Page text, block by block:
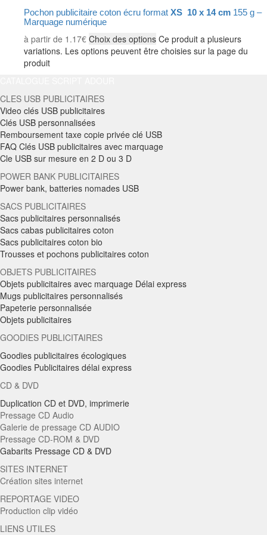
Pochon publicitaire coton écru format XS 10 x 14 cm 155 g –
Marquage numérique
à partir de 1.17€ Choix des options Ce produit a plusieurs
variations. Les options peuvent être choisies sur la page du
produit
CLES USB PUBLICITAIRES
Video clés USB publicitaires
Clés USB personnalisées
Remboursement taxe copie privée clé USB
FAQ Clés USB publicitaires avec marquage
Cle USB sur mesure en 2 D ou 3 D
POWER BANK PUBLICITAIRES
Power bank, batteries nomades USB
SACS PUBLICITAIRES
Sacs publicitaires personnalisés
Sacs cabas publicitaires coton
Sacs publicitaires coton bio
Trousses et pochons publicitaires coton
OBJETS PUBLICITAIRES
Objets publicitaires avec marquage Délai express
Mugs publicitaires personnalisés
Papeterie personnalisée
Objets publicitaires
GOODIES PUBLICITAIRES
Goodies publicitaires écologiques
Goodies Publicitaires délai express
CD & DVD
Duplication CD et DVD, imprimerie
Pressage CD Audio
Galerie de pressage CD AUDIO
Pressage CD-ROM & DVD
Gabarits Pressage CD & DVD
SITES INTERNET
Création sites internet
REPORTAGE VIDEO
Production clip vidéo
LIENS UTILES